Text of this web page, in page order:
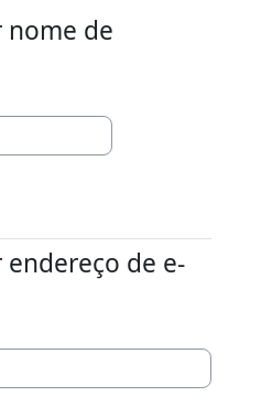
de utilizador
nome de
de e-mail
de e-